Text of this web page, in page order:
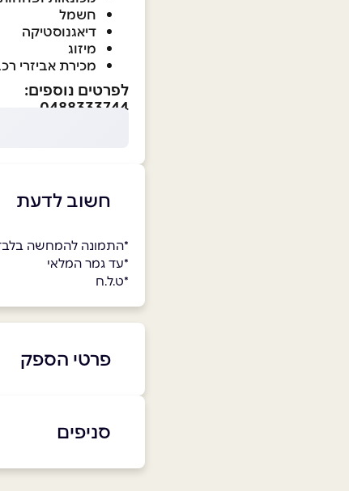
חשמל
דיאגנוסטיקה
מיזוג
מכירת אביזרי
לפרטים נוספים:
0488333744
חשוב לדעת
*התמונה להמחשה
*עד גמר המלאי
*ט.ל.ח
פרטי הספק
סניפים
נוף הגליל